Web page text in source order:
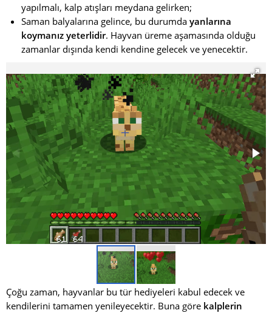
yapılmalı, kalp atışları meydana gelirken;
Saman balyalarına gelince, bu durumda yanlarına
koymanız yeterlidir. Hayvan üreme aşamasında olduğu
zamanlar dışında kendi kendine gelecek ve yenecektir.
Çoğu zaman, hayvanlar bu tür hediyeleri kabul edecek ve
kendilerini tamamen yenileyecektir. Buna göre kalplerin